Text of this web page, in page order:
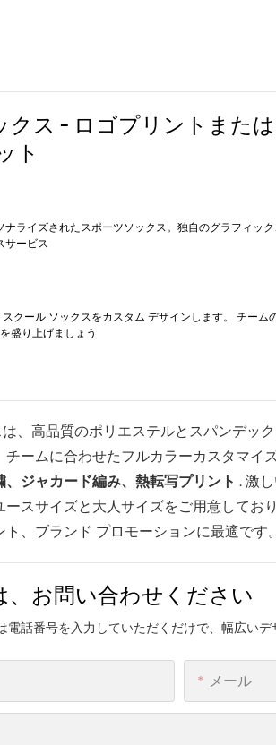
クス - ロゴプリントまた
ト
ライズされたスポーツソックス。独自のグラフィッ
サービス
クール ソックスをカスタム デザインします。 チーム
盛り上げましょう
、高品質のポリエステルとスパンデッ
ームに合わせたフルカラーカスタマイ
、ジャカード編み、熱転写プリント . 激
スサイズと大人サイズをご用意しており
、ブランド プロモーションに最適です。
、お問い合わせください
話番号を入力していただくだけで、幅広いデ
メール